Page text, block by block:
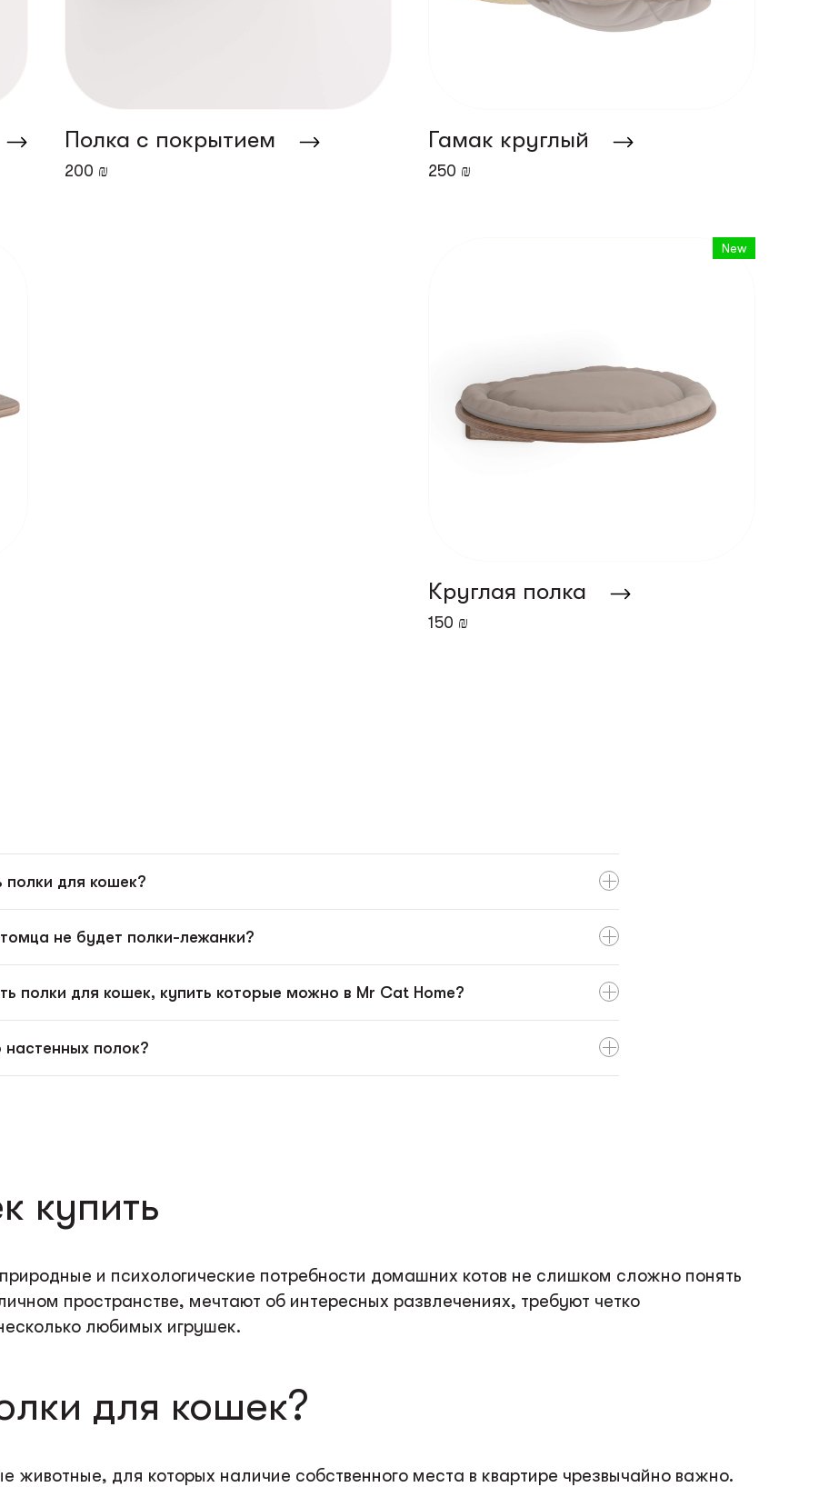
Полка с покрытием
200 ₪
Гамак круглый
250 ₪
New
Круглая полка
150 ₪
полки для кошек?
не будет полки-лежанки?
полки для кошек, купить которые можно в Mr Cat Home?
полок?
купить
и психологические потребности домашних котов не слишком сложно понять
пространстве, мечтают об интересных развлечениях, требуют четко
любимых игрушек.
для кошек?
для которых наличие собственного места в квартире чрезвычайно важно.